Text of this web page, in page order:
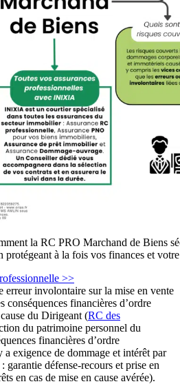
la RC PRO Marchand de Biens
à la fois vos finances et
>>
erreur involontaire sur la mise en vente
conséquences financières d’ordre
du Dirigeant (RC des
du patrimoine personnel du
financières d’ordre
a exigence de dommage et intérêt par
: garantie défense-recours et prise en
en cas de mise en cause avérée).